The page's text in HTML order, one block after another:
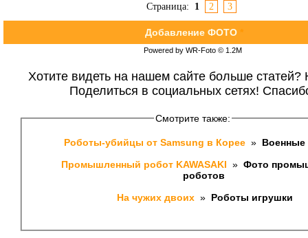
Страница: 1 2 3
Добавление ФОТО *
Powered by WR-Foto © 1.2М
Хотите видеть на нашем сайте больше статей?
Поделиться в социальных сетях!
Смотрите также:
Роботы-убийцы от Samsung в Корее »
Промышленный робот KAWASAKI » Фото
роботов
На чужих двоих » Роботы игрушки